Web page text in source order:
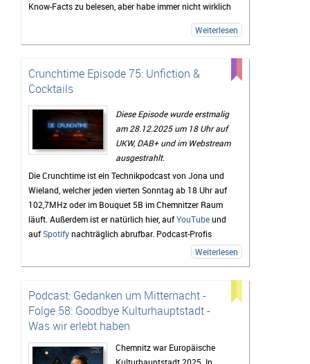
Know-Facts zu belesen, aber habe immer nicht wirklich
viel gefunden und deshalb habe ich euch diese Episode
aufgenommen, damit es euch nicht geht, wie mir. Hier
mehr.
Weiterlesen
Crunchtime Episode 75: Unfiction &
Cocktails
Diese Episode wurde erstmalig
am 28.12.2025 um 18 Uhr auf
UKW, DAB+ und im Webstream
ausgestrahlt.
Die Crunchtime ist ein Technikpodcast von Jona und
Wieland, welcher jeden vierten Sonntag ab 18 Uhr auf
102,7MHz oder im Bouquet 5B im Chemnitzer Raum
läuft. Außerdem ist er natürlich hier, aufYouTubeund
aufSpotifynachträglich abrufbar. Podcast-Profis
verwenden.
Lob, Kritik und Themenvorschläge für zukünftige
sehr willkommen.
zur Episodenübersicht
Weiterlesen
Podcast: Gedanken um Mitternacht -
Folge 58: Goodbye Kulturhauptstadt -
Was wir erlebt haben
Chemnitz war Europäische